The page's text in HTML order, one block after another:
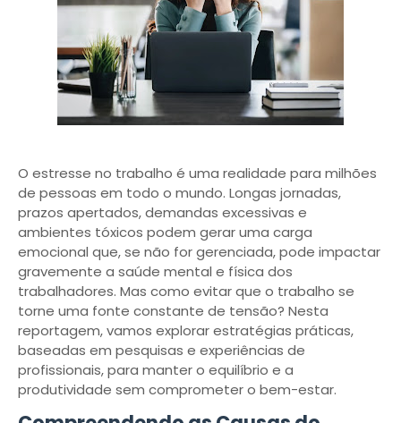
O estresse no trabalho é uma realidade para milhões
de pessoas em todo o mundo. Longas jornadas,
prazos apertados, demandas excessivas e
ambientes tóxicos podem gerar uma carga
emocional que, se não for gerenciada, pode impactar
gravemente a saúde mental e física dos
trabalhadores. Mas como evitar que o trabalho se
torne uma fonte constante de tensão? Nesta
reportagem, vamos explorar estratégias práticas,
baseadas em pesquisas e experiências de
profissionais, para manter o equilíbrio e a
produtividade sem comprometer o bem-estar.